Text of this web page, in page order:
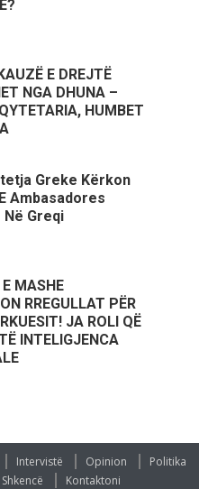
E DREJTË
NGA DHUNA –
HUMBET
Greke Kërkon
Ambasadores
Greqi
MASHE
RREGULLAT PËR
JA ROLI QË
INTELIGJENCA
Intervistë Opinion
Politika
Shkencë Kontaktoni